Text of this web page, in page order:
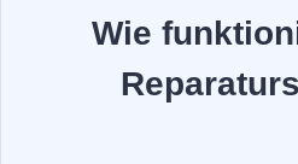
Wie